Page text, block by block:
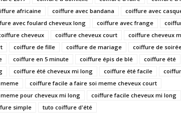
africaine coiffure avec bandana coiffure avec
avec foulard cheveux long coiffure avec frange
cheveux coiffure cheveux court coiffure cheveux
coiffure de fille coiffure de mariage coiffure de
coiffure en 5 minute coiffure épis de blé coiffure été
coiffure été cheveux mi long coiffure été facile
coiffure facile a faire soi meme cheveux court
pour cheveux mi long
coiffure facile cheveux mi long
simple tuto coiffure d'été